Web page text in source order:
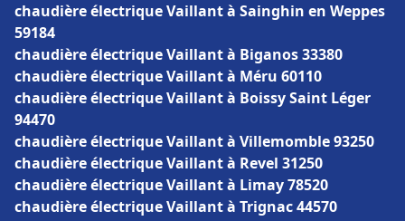
chaudière électrique Vaillant à Sainghin en Weppes
59184
chaudière électrique Vaillant à Biganos 33380
chaudière électrique Vaillant à Méru 60110
chaudière électrique Vaillant à Boissy Saint Léger
94470
chaudière électrique Vaillant à Villemomble 93250
chaudière électrique Vaillant à Revel 31250
chaudière électrique Vaillant à Limay 78520
chaudière électrique Vaillant à Trignac 44570